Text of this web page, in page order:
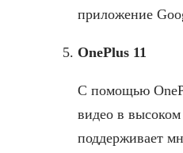
приложение
OnePlus 11
С помощью
видео в
поддерживает